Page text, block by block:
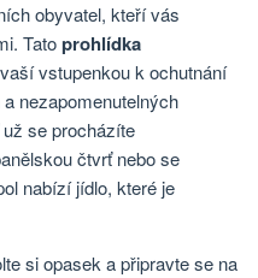
obyvatel, kteří vás
Tatoprohlídka
vstupenkou k ochutnání
nezapomenutelných
se procházíte
čtvrť nebo se
nabízí jídlo, které je
si opasek a připravte se na